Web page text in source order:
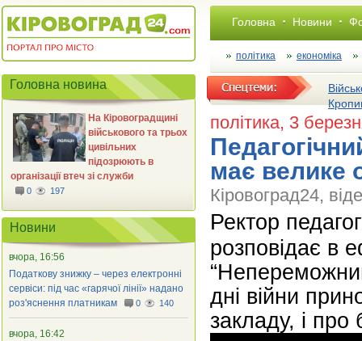
Головна Новини
політика економіка
політика, 3
має велике
Кіровоград24,
Ректор
розповідає в
дні війни
закладу, і
Головна новина
На Кіровоградщині
військового та трьох
цивільних
підозрюють в
організації втеч зі служби
0 197
Новини
вчора, 16:56
Податкову знижку – через електронні
сервіси: під час «гарячої лінії» надано
роз'яснення платникам
0 140
вчора, 16:42